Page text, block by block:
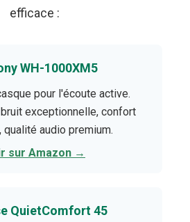
efficace :
WH-1000XM5
pour l'écoute active.
exceptionnelle, confort
qualité audio premium.
sur Amazon →
QuietComfort 45